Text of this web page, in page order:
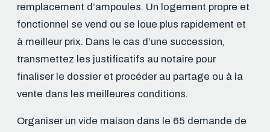
remplacement d’ampoules. Un logement propre et
fonctionnel se vend ou se loue plus rapidement et
à meilleur prix. Dans le cas d’une succession,
transmettez les justificatifs au notaire pour
finaliser le dossier et procéder au partage ou à la
vente dans les meilleures conditions.
Organiser un vide maison dans le 65 demande de